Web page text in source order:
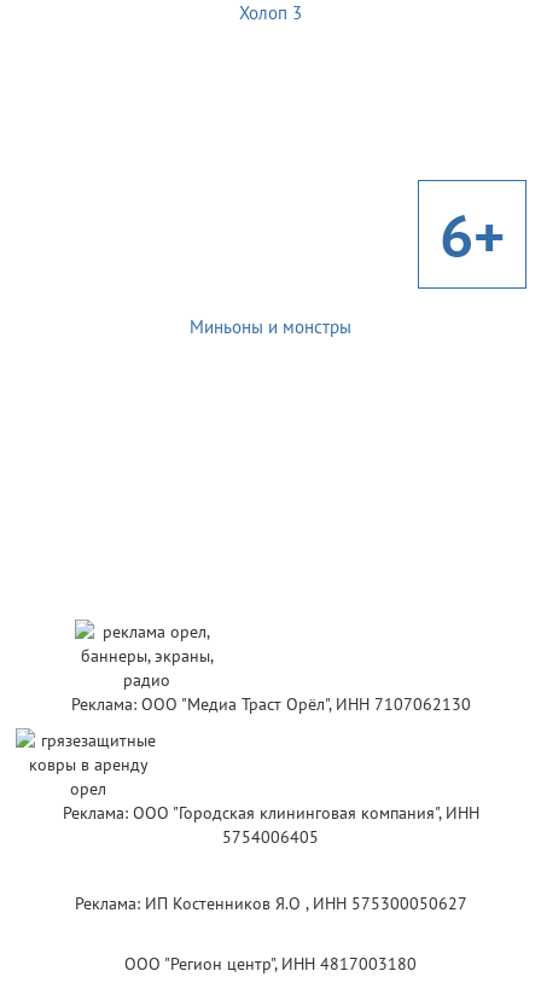
Холоп 3
6+
Миньоны и монстры
Реклама: ООО "Медиа Траст Орёл", ИНН 7107062130
Реклама: ООО "Городская клининговая компания", ИНН
5754006405
Реклама: ИП Костенников Я.О , ИНН 575300050627
ООО "Регион центр", ИНН 4817003180